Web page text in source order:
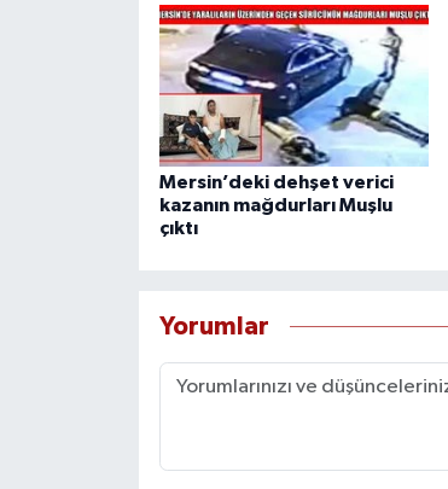
Mersin’deki dehşet verici
kazanın mağdurları Muşlu
çıktı
Yorumlar